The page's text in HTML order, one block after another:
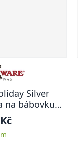
Silver
na bábovku